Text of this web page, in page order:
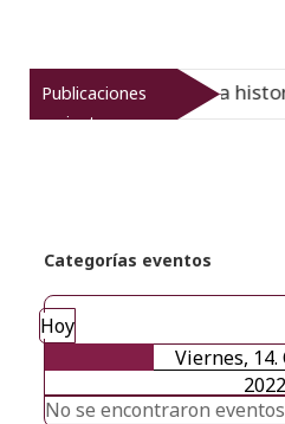
Publicaciones
recientes
Virreinato muestra la
Categorías eventos
Hoy
Viernes,
2022
No se encontraron eventos